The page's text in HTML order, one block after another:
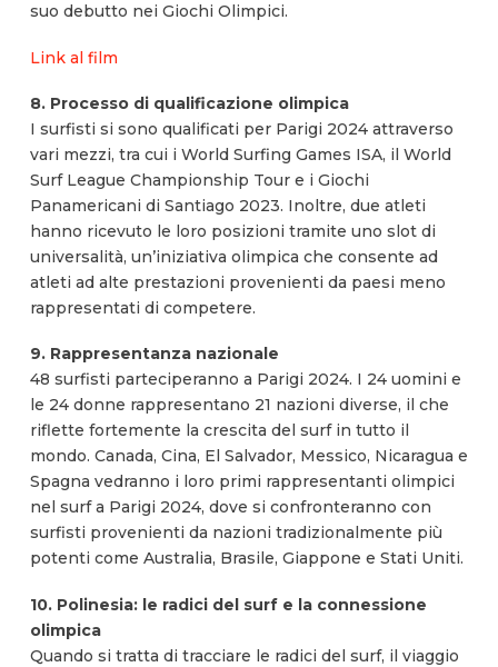
suo debutto nei Giochi Olimpici.
Link al film
8. Processo di qualificazione olimpica
I surfisti si sono qualificati per Parigi 2024 attraverso
vari mezzi, tra cui i World Surfing Games ISA, il World
Surf League Championship Tour e i Giochi
Panamericani di Santiago 2023. Inoltre, due atleti
hanno ricevuto le loro posizioni tramite uno slot di
universalità, un’iniziativa olimpica che consente ad
atleti ad alte prestazioni provenienti da paesi meno
rappresentati di competere.
9. Rappresentanza nazionale
48 surfisti parteciperanno a Parigi 2024. I 24 uomini e
le 24 donne rappresentano 21 nazioni diverse, il che
riflette fortemente la crescita del surf in tutto il
mondo. Canada, Cina, El Salvador, Messico, Nicaragua e
Spagna vedranno i loro primi rappresentanti olimpici
nel surf a Parigi 2024, dove si confronteranno con
surfisti provenienti da nazioni tradizionalmente più
potenti come Australia, Brasile, Giappone e Stati Uniti.
10. Polinesia: le radici del surf e la connessione
olimpica
Quando si tratta di tracciare le radici del surf, il viaggio